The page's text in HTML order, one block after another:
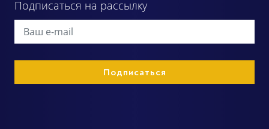
Подписаться на рассылку